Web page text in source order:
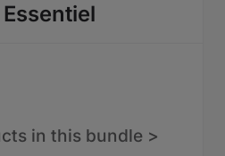
in this bundle >